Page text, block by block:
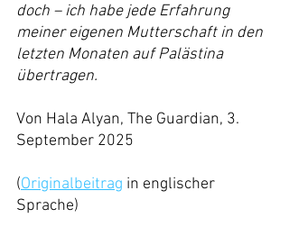
doch – ich habe jede Erfahrung
meiner eigenen Mutterschaft in den
letzten Monaten auf Palästina
übertragen.
Von Hala Alyan, The Guardian, 3.
September 2025
(Originalbeitrag in englischer
Sprache)